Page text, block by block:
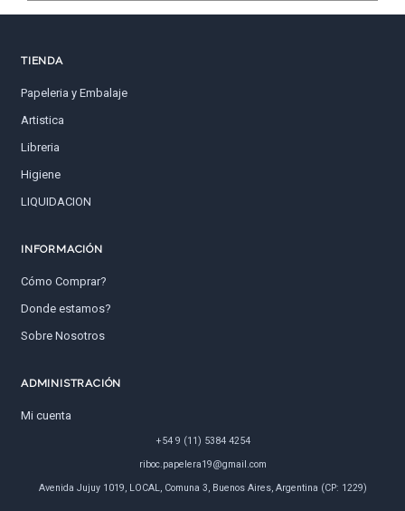
TIENDA
Papeleria y Embalaje
Artistica
Libreria
Higiene
LIQUIDACION
INFORMACIÓN
Cómo Comprar?
Donde estamos?
Sobre Nosotros
ADMINISTRACIÓN
Mi cuenta
+54 9 (11) 5384 4254
riboc.papelera19@gmail.com
Avenida Jujuy 1019, LOCAL, Comuna 3, Buenos Aires, Argentina (CP: 1229)